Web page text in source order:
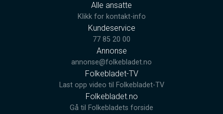
Alle ansatte
Klikk for kontakt-info
Kundeservice
77 85 20 00
Annonse
annonse@folkebladet.no
Folkebladet-TV
Last opp video til Folkebladet-TV
Folkebladet.no
Gå til Folkebladets forside